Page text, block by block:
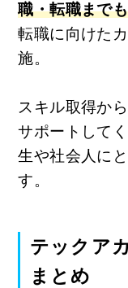
職・転職まで
転職に向けた
施。
スキル取得か
サポートして
生や社会人に
す。
テックア
まとめ